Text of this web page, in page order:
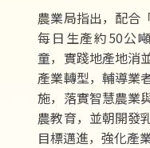
農業局指出，配合
每日生產約50公
童，實踐地產地消
產業轉型，輔導業
施，落實智慧農業
農教育，並朝開發
目標邁進，強化產